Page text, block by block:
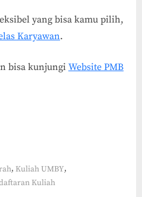
yang bisa kamu pilih,
Karyawan.
bisa kunjungi Website PMB
,Kuliah UMBY,
Kuliah